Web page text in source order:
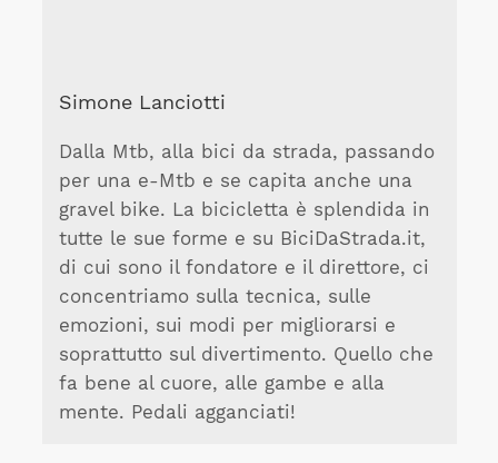
Simone Lanciotti
Dalla Mtb, alla bici da strada, passando
per una e-Mtb e se capita anche una
gravel bike. La bicicletta è splendida in
tutte le sue forme e su BiciDaStrada.it,
di cui sono il fondatore e il direttore, ci
concentriamo sulla tecnica, sulle
emozioni, sui modi per migliorarsi e
soprattutto sul divertimento. Quello che
fa bene al cuore, alle gambe e alla
mente. Pedali agganciati!